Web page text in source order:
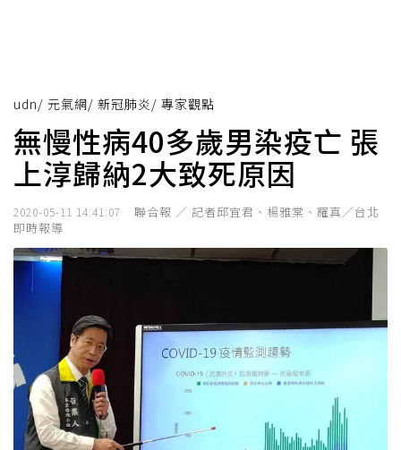
udn/ 元氣網/ 新冠肺炎 / 專家觀點
無慢性病40多歲男染疫亡 張
上淳歸納2大致死原因
2020-05-11 14:41:07
聯合報 ／ 記者邱宜君、楊雅棠、羅真／台北
即時報導